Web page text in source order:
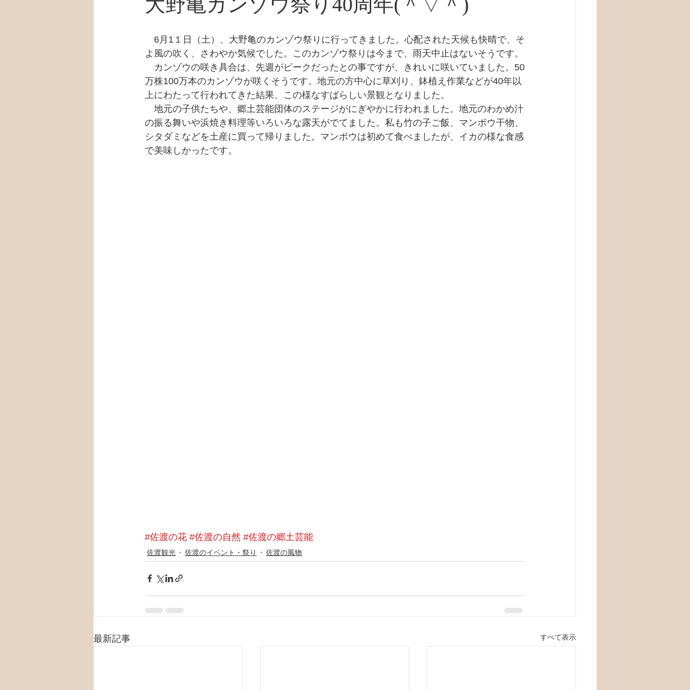
6月1１日（土）、大野亀のカンゾウ祭りに行ってきました。心配された天候も快晴で、そ
よ風の吹く、さわやか気候でした。このカンゾウ祭りは今まで、雨天中止はないそうです。
カンゾウの咲き具合は、先週がピークだったとの事ですが、きれいに咲いていました。50
万株100万本のカンゾウが咲くそうです。地元の方中心に草刈り、鉢植え作業などが40年以
上にわたって行われてきた結果、この様なすばらしい景観となりました。
地元の子供たちや、郷土芸能団体のステージがにぎやかに行われました。地元のわかめ汁
の振る舞いや浜焼き料理等いろいろな露天がでてました。私も竹の子ご飯、マンボウ干物、
シタダミなどを土産に買って帰りました。マンボウは初めて食べましたが、イカの様な食感
で美味しかったです。
#佐渡の花 #佐渡の自然 #佐渡の郷土芸能
佐渡観光 佐渡のイベント・祭り 佐渡の風物
最新記事 すべて表示